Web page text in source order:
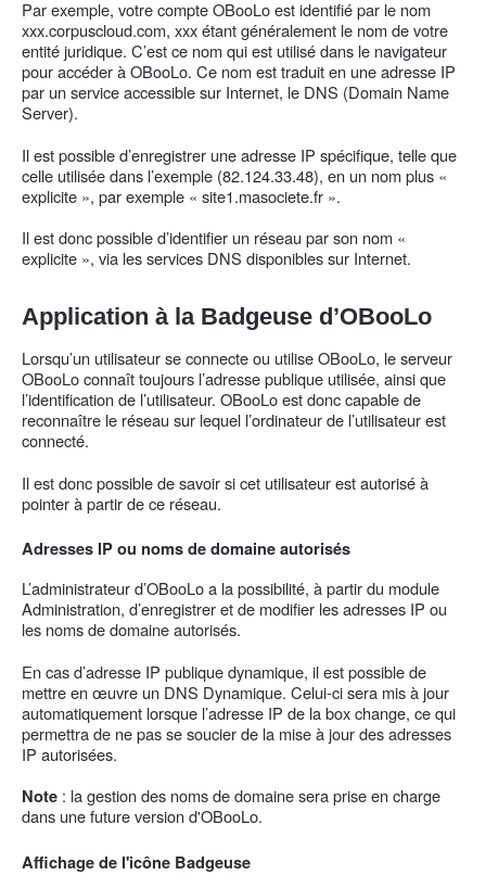
Par exemple, votre compte OBooLo est identifié par le nom
xxx.corpuscloud.com, xxx étant généralement le nom de votre
entité juridique. C’est ce nom qui est utilisé dans le navigateur
pour accéder à OBooLo. Ce nom est traduit en une adresse IP
par un service accessible sur Internet, le DNS (Domain Name
Server).
Il est possible d’enregistrer une adresse IP spécifique, telle que
celle utilisée dans l’exemple (82.124.33.48), en un nom plus «
explicite », par exemple « site1.masociete.fr ».
Il est donc possible d’identifier un réseau par son nom «
explicite », via les services DNS disponibles sur Internet.
Application à la Badgeuse d’OBooLo
Lorsqu’un utilisateur se connecte ou utilise OBooLo, le serveur
OBooLo connaît toujours l’adresse publique utilisée, ainsi que
l’identification de l’utilisateur. OBooLo est donc capable de
reconnaître le réseau sur lequel l’ordinateur de l’utilisateur est
connecté.
Il est donc possible de savoir si cet utilisateur est autorisé à
pointer à partir de ce réseau.
Adresses IP ou noms de domaine autorisés
L’administrateur d’OBooLo a la possibilité, à partir du module
Administration, d’enregistrer et de modifier les adresses IP ou
les noms de domaine autorisés.
En cas d’adresse IP publique dynamique, il est possible de
mettre en œuvre un DNS Dynamique. Celui-ci sera mis à jour
automatiquement lorsque l’adresse IP de la box change, ce qui
permettra de ne pas se soucier de la mise à jour des adresses
IP autorisées.
Note : la gestion des noms de domaine sera prise en charge
dans une future version d'OBooLo.
Affichage de l'icône Badgeuse